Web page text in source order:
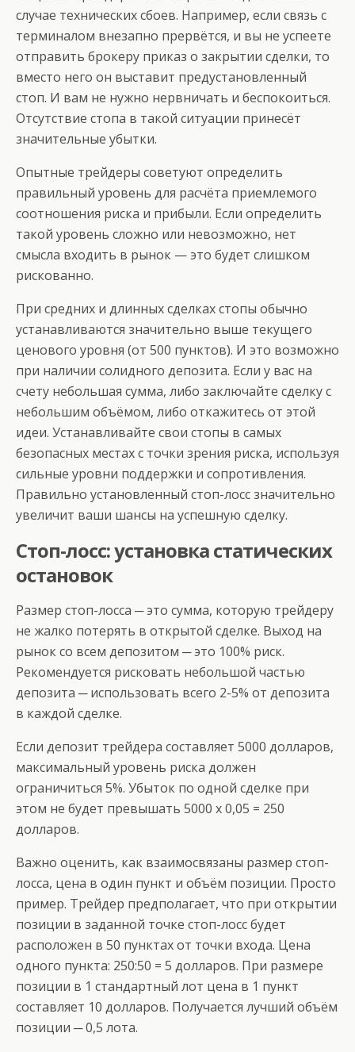
случае технических сбоев. Например, если связь с
терминалом внезапно прервётся, и вы не успеете
отправить брокеру приказ о закрытии сделки, то
вместо него он выставит предустановленный
стоп. И вам не нужно нервничать и беспокоиться.
Отсутствие стопа в такой ситуации принесёт
значительные убытки.
Опытные трейдеры советуют определить
правильный уровень для расчёта приемлемого
соотношения риска и прибыли. Если определить
такой уровень сложно или невозможно, нет
смысла входить в рынок — это будет слишком
рискованно.
При средних и длинных сделках стопы обычно
устанавливаются значительно выше текущего
ценового уровня (от 500 пунктов). И это возможно
при наличии солидного депозита. Если у вас на
счету небольшая сумма, либо заключайте сделку с
небольшим объёмом, либо откажитесь от этой
идеи. Устанавливайте свои стопы в самых
безопасных местах с точки зрения риска, используя
сильные уровни поддержки и сопротивления.
Правильно установленный стоп-лосс значительно
увеличит ваши шансы на успешную сделку.
Стоп-лосс: установка статических
остановок
Размер стоп-лосса ─ это сумма, которую трейдеру
не жалко потерять в открытой сделке. Выход на
рынок со всем депозитом ─ это 100% риск.
Рекомендуется рисковать небольшой частью
депозита ─ использовать всего 2-5% от депозита
в каждой сделке.
Если депозит трейдера составляет 5000 долларов,
максимальный уровень риска должен
ограничиться 5%. Убыток по одной сделке при
этом не будет превышать 5000 х 0,05 = 250
долларов.
Важно оценить, как взаимосвязаны размер стоп-
лосса, цена в один пункт и объём позиции. Просто
пример. Трейдер предполагает, что при открытии
позиции в заданной точке стоп-лосс будет
расположен в 50 пунктах от точки входа. Цена
одного пункта: 250:50 = 5 долларов. При размере
позиции в 1 стандартный лот цена в 1 пункт
составляет 10 долларов. Получается лучший объём
позиции ─ 0,5 лота.